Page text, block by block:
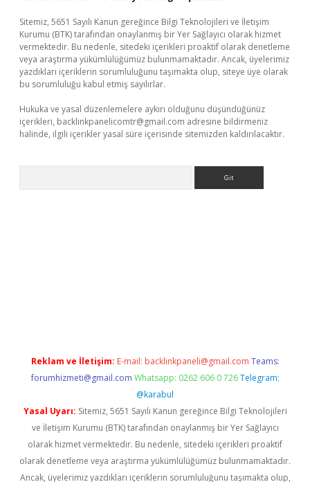
Sitemiz, 5651 Sayılı Kanun gereğince Bilgi Teknolojileri ve İletişim
Kurumu (BTK) tarafından onaylanmış bir Yer Sağlayıcı olarak hizmet
vermektedir. Bu nedenle, sitedeki içerikleri proaktif olarak denetleme
veya araştırma yükümlülüğümüz bulunmamaktadır. Ancak, üyelerimiz
yazdıkları içeriklerin sorumluluğunu taşımakta olup, siteye üye olarak
bu sorumluluğu kabul etmiş sayılırlar.
Hukuka ve yasal düzenlemelere aykırı olduğunu düşündüğünüz
içerikleri, backlinkpanelicomtr@gmail.com adresine bildirmeniz
halinde, ilgili içerikler yasal süre içerisinde sitemizden kaldırılacaktır.
Reklam ve İletişim: E-mail: backlinkpaneli@gmail.com Teams:
forumhizmeti@gmail.com Whatsapp: 0262 606 0 726 Telegram:
@karabul
Yasal Uyarı: Sitemiz, 5651 Sayılı Kanun gereğince Bilgi Teknolojileri
ve İletişim Kurumu (BTK) tarafından onaylanmış bir Yer Sağlayıcı
olarak hizmet vermektedir. Bu nedenle, sitedeki içerikleri proaktif
olarak denetleme veya araştırma yükümlülüğümüz bulunmamaktadır.
Ancak, üyelerimiz yazdıkları içeriklerin sorumluluğunu taşımakta olup,